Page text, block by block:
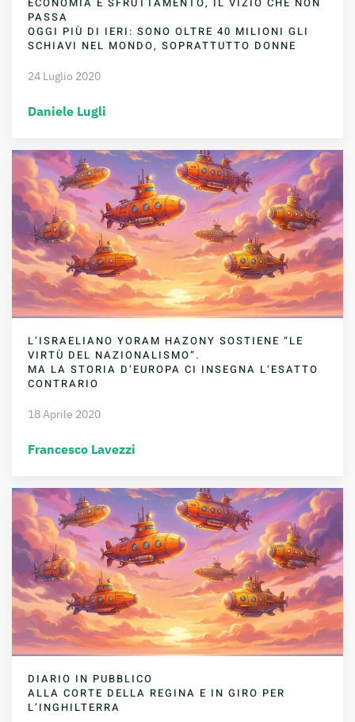
PASSA
OGGI PIÙ DI IERI: SONO OLTRE 40 MILIONI GLI
SCHIAVI NEL MONDO, SOPRATTUTTO DONNE
24 Luglio 2020
Daniele Lugli
L’ISRAELIANO YORAM HAZONY SOSTIENE “LE
VIRTÙ DEL NAZIONALISMO”.
MA LA STORIA D’EUROPA CI INSEGNA L’ESATTO
CONTRARIO
18 Aprile 2020
Francesco Lavezzi
DIARIO IN PUBBLICO
ALLA CORTE DELLA REGINA E IN GIRO PER
L’INGHILTERRA